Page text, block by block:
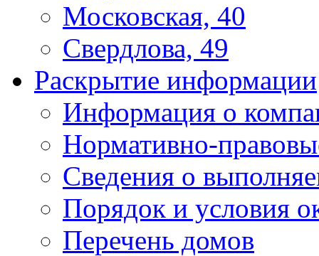
Московская, 40
Свердлова, 49
Раскрытие информации
Информация о
Нормативно-
Сведения о
Порядок и условия
Перечень домов